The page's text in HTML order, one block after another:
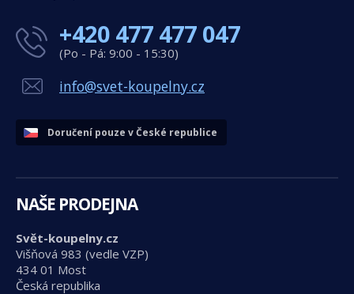
+420 477 477 047
(Po - Pá: 9:00 - 15:30)
info@svet-koupelny.cz
Doručení pouze v České republice
NAŠE PRODEJNA
Svět-koupelny.cz
Višňová 983 (vedle VZP)
434 01 Most
Česká republika